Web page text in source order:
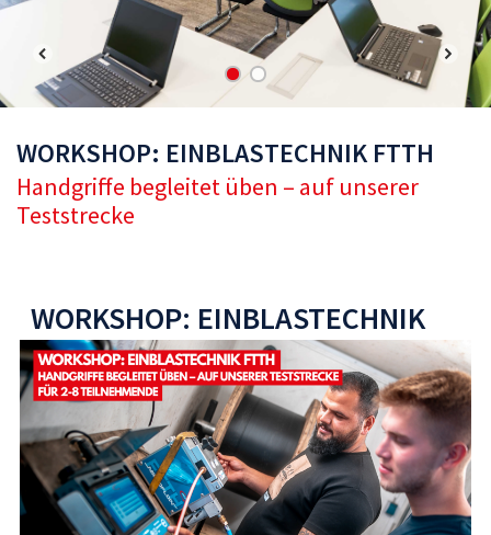
WORKSHOP: EINBLASTECHNIK FTTH
Handgriffe begleitet üben – auf unserer
Teststrecke
WORKSHOP: EINBLASTECHNIK
FTTH